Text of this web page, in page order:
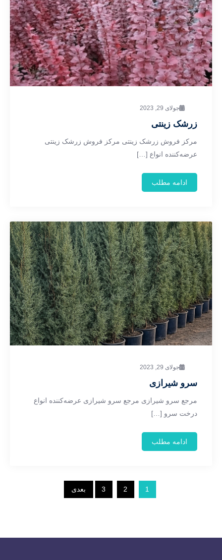
جولای 29, 2023
زرشک زینتی
مرکز فروش زرشک زینتی مرکز فروش زرشک زینتی
عرضه‌کننده انواع […]
ادامه مطلب
جولای 29, 2023
سرو شیرازی
مرجع سرو شیرازی مرجع سرو شیرازی عرضه‌کننده انواع
درخت سرو […]
ادامه مطلب
صفحه‌بندی
1
2
3 بعدی